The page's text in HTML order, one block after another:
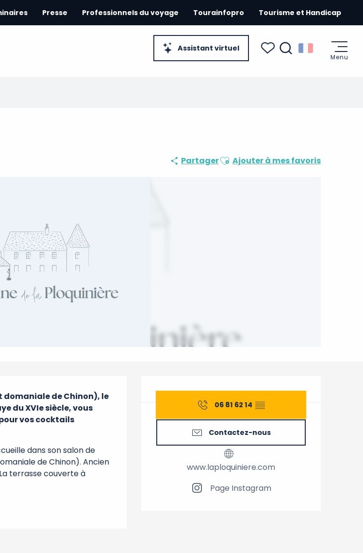
Assistant virtuel
Presse Professionnels du voyage Tourainfopro Tourisme et Handicap
Menu
PartagerAjouter aux favoris
Ajouter à mes favoris
Ouverture et
06 81 62 14 ▒▒
Contactez-nous
www.laploquiniere.com
Page Instagram
domaniale de Chinon), le
du XVIe siècle, vous
vos cocktails
dans son salon de
de Chinon). Ancien
terrasse couverte à